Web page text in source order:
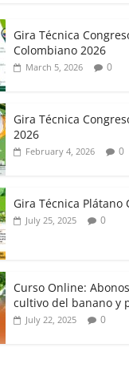
Gira Técnica
Colombiano 2026
March 5, 2026 0
Gira Técnica
2026
February 4, 2026 0
Gira Técnica Plátano
July 25, 2025 0
Curso Online:
cultivo del banano y
July 22, 2025 0